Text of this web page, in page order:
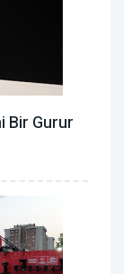
Bir Gurur